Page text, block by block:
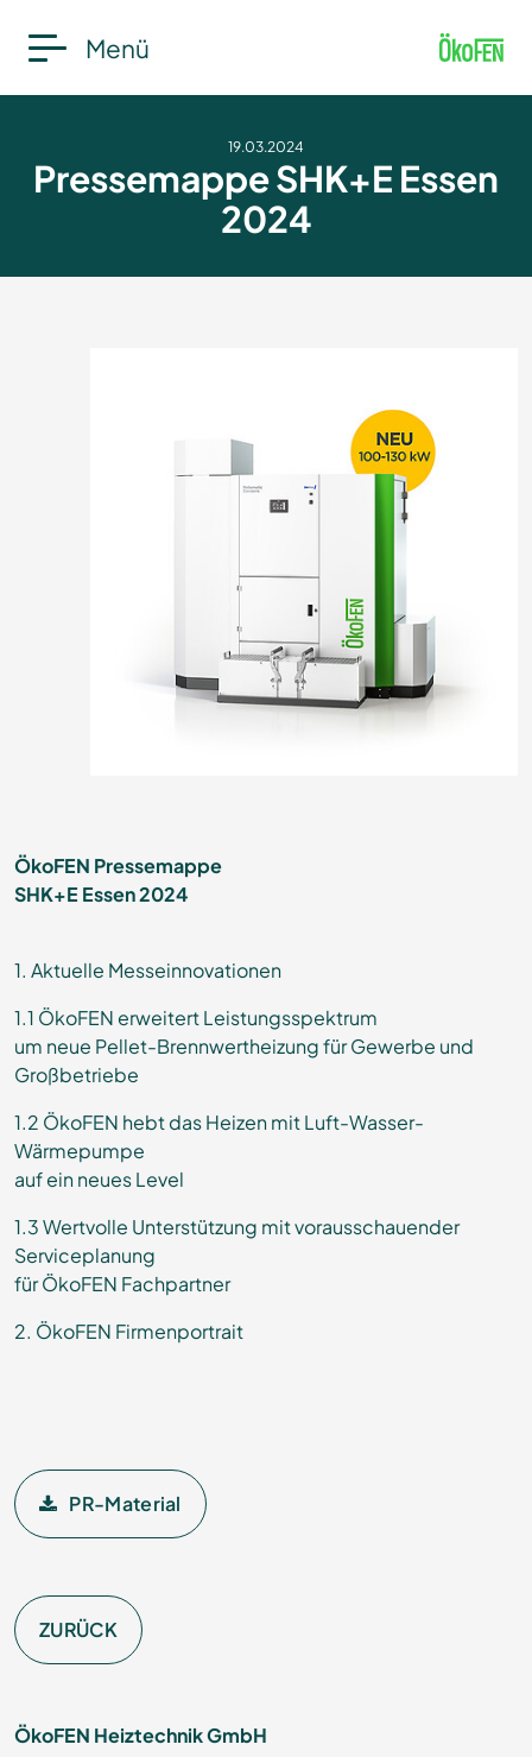
Menü
19.03.2024
Pressemappe SHK+E Essen
2024
ÖkoFEN Pressemappe
SHK+E Essen 2024
1. Aktuelle Messeinnovationen
1.1 ÖkoFEN erweitert Leistungsspektrum
um neue Pellet-Brennwertheizung für Gewerbe und
Großbetriebe
1.2 ÖkoFEN hebt das Heizen mit Luft-Wasser-
Wärmepumpe
auf ein neues Level
1.3 Wertvolle Unterstützung mit vorausschauender
Serviceplanung
für ÖkoFEN Fachpartner
2. ÖkoFEN Firmenportrait
PR-Material
ZURÜCK
ÖkoFEN Heiztechnik GmbH